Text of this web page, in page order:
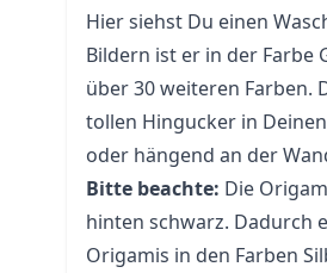
Hier siehst Du einen
Bildern ist er in der Farbe
über 30 weiteren Farben.
tollen Hingucker in
oder hängend an der
Bitte beachte: Die
hinten schwarz. Dadurch
Origamis in den Farben